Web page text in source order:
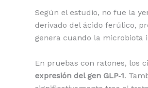
Según el estudio, no fue la
derivado del ácido ferúlico,
genera cuando la microbiota
En pruebas con ratones, los
expresión del gen GLP‑1.